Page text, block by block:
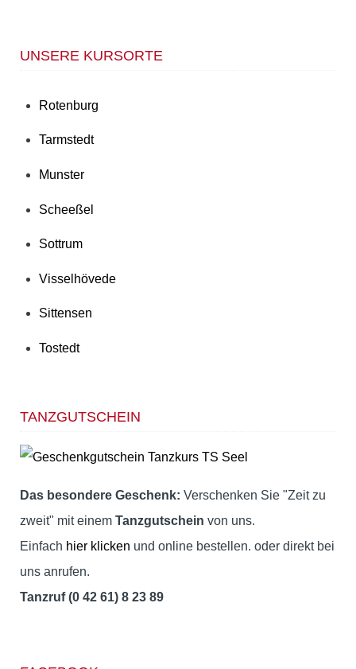
UNSERE KURSORTE
Rotenburg
Tarmstedt
Munster
Scheeßel
Sottrum
Visselhövede
Sittensen
Tostedt
TANZGUTSCHEIN
Das besondere Geschenk: Verschenken Sie "Zeit zu
zweit" mit einem Tanzgutschein von uns.
Einfach hier klicken und online bestellen. oder direkt bei
uns anrufen.
Tanzruf (0 42 61) 8 23 89